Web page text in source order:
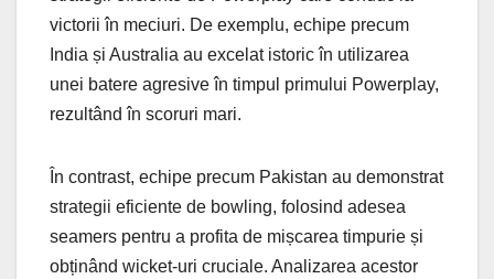
victorii în meciuri. De exemplu, echipe precum
India și Australia au excelat istoric în utilizarea
unei batere agresive în timpul primului Powerplay,
rezultând în scoruri mari.
În contrast, echipe precum Pakistan au demonstrat
strategii eficiente de bowling, folosind adesea
seamers pentru a profita de mișcarea timpurie și
obținând wicket-uri cruciale. Analizarea acestor